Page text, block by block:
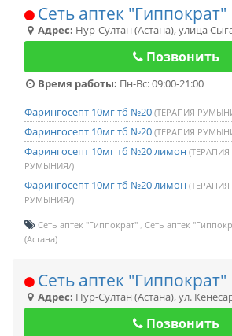
Сеть аптек "Гиппократ"
Адрес: Нур-Султан (Астана),улица
Позвонить
Время работы: Пн-Вс: 09:00-21:00
Фарингосепт 10мг тб №20 (ТЕРАПИЯ
Фарингосепт 10мг тб №20 (ТЕРАПИЯ
Фарингосепт 10мг тб №20 лимон (ТЕРАПИЯ
РУМЫНИЯ/)
Фарингосепт 10мг тб №20 лимон (ТЕРАПИЯ
РУМЫНИЯ/)
Сеть аптек "Гиппократ" Сеть аптек
(Астана)
Сеть аптек "Гиппократ"
Адрес: Нур-Султан (Астана),ул.
Позвонить